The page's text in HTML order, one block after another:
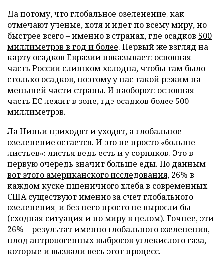
Да потому, что глобальное озеленение, как
отмечают ученые, хотя и идет по всему миру, но
быстрее всего – именно в странах, где осадков 500
миллиметров в год и более. Первый же взгляд на
карту осадков Евразии показывает: основная
часть России слишком холодна, чтобы там было
столько осадков, поэтому у нас такой режим на
меньшей части страны. И наоборот: основная
часть ЕС лежит в зоне, где осадков более 500
миллиметров.
Ла Ниньи приходят и уходят, а глобальное
озеленение остается. И это не просто «больше
листьев»: листья ведь есть и у сорняков. Это в
первую очередь значит больше еды. По данным
вот этого американского исследования, 26% в
каждом куске пшеничного хлеба в современных
США существуют именно за счет глобального
озеленения, и без него просто не выросли бы
(сходная ситуация и по миру в целом). Точнее, эти
26% – результат именно глобального озеленения,
плод антропогенных выбросов углекислого газа,
которые и вызвали весь этот процесс.